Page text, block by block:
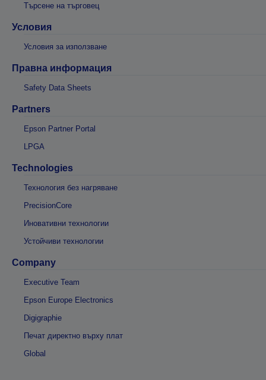
Търсене на търговец
Условия
Условия за използване
Правна информация
Safety Data Sheets
Partners
Epson Partner Portal
LPGA
Technologies
Технология без нагряване
PrecisionCore
Иновативни технологии
Устойчиви технологии
Company
Executive Team
Epson Europe Electronics
Digigraphie
Печат директно върху плат
Global